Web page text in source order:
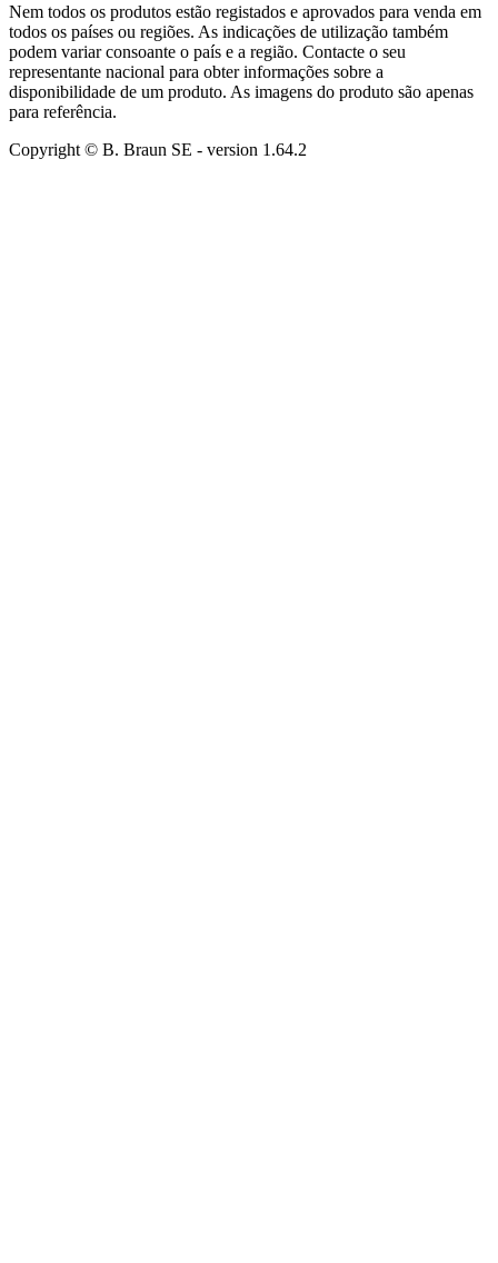
Nem todos os produtos estão registados e aprovados para venda em
todos os países ou regiões. As indicações de utilização também
podem variar consoante o país e a região. Contacte o seu
representante nacional para obter informações sobre a
disponibilidade de um produto. As imagens do produto são apenas
para referência.
Copyright © B. Braun SE - version 1.64.2